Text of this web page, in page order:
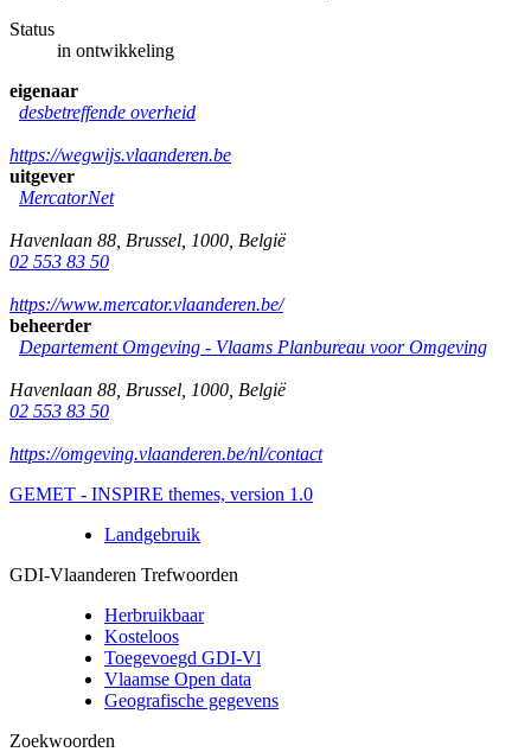
Status
in ontwikkeling
eigenaar
desbetreffende overheid
https://wegwijs.vlaanderen.be
uitgever
MercatorNet
Havenlaan 88 Brussel 1000 België
02 553 83 50
https://www.mercator.vlaanderen.be/
beheerder
Departement Omgeving - Vlaams Planbureau voor Omgeving
Havenlaan 88 Brussel 1000 België
02 553 83 50
https://omgeving.vlaanderen.be/nl/contact
GEMET - INSPIRE themes, version 1.0
Landgebruik
GDI-Vlaanderen Trefwoorden
Herbruikbaar
Kosteloos
Toegevoegd GDI-Vl
Vlaamse Open data
Geografische gegevens
Zoekwoorden